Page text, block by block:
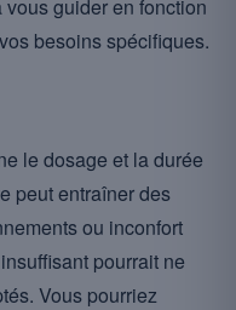
guider en fonction
besoins spécifiques.
le dosage et la durée
peut entraîner des
ou inconfort
pourrait ne
Vous pourriez